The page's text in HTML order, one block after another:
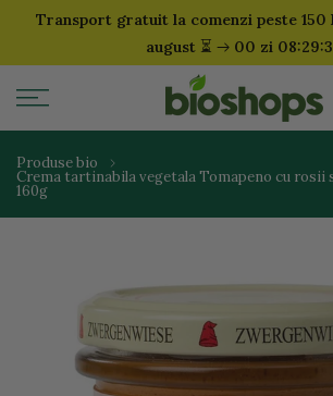
SariTransport gratuit la comenzi peste
august ⏳ 00 zi
Produse bio
Crema tartinabila vegetala Tomapeno cu rosii
160g